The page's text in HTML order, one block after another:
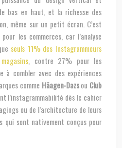
bas en haut, et la richesse des
même sur un petit écran. C’est
les commerces, car l’analyse
seuls 11% des Instagrammeurs
, contre 27% pour les
combler avec des expériences
comme Häagen-Dazsou Club
l’instagrammabilité dès le cahier
ou de l’architecture de leurs
qui sont nativement conçus pour